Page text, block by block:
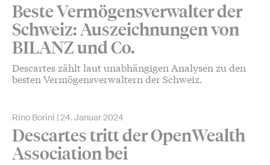
Beste Vermögensverwalter der
Schweiz: Auszeichnungen von
BILANZ und Co.
Descartes zählt laut unabhängigen Analysen zu den
besten Vermögensverwaltern der Schweiz.
Rino Borini 24. Januar 2024
Descartes tritt der OpenWealth
Association bei